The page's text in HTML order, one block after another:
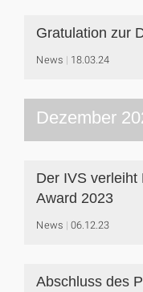
Gratulation zur
News 18.03.24
Dezember
Der IVS verleiht
Award 2023
News 06.12.23
Abschluss des